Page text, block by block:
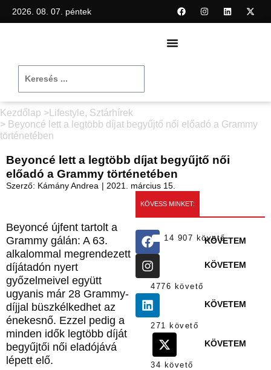
2026. 08. 07. péntek
Kezdőlap > Lifestyle, Sztárhírek
> Beyoncé lett a legtöbb díjat begyűjtő női előadó a Grammy
történetében
Beyoncé lett a legtöbb díjat begyűjtő női
előadó a Grammy történetében
Szerző: Kámány Andrea | 2021. március 15.
Beyoncé újfent tartolt a
Grammy gálán: A 63.
alkalommal megrendezett
díjátadón nyert
győzelmeivel együtt
ugyanis már 28 Grammy-
díjjal büszkélkedhet az
énekesnő. Ezzel pedig a
minden idők legtöbb díját
begyűjtői női eladójává
lépett elő.
KÖVESS MINKET:
14 907 követőKÖVETEM
4776 követő
KÖVETEM
271 követő
KÖVETEM
34 követő
KÖVETEM